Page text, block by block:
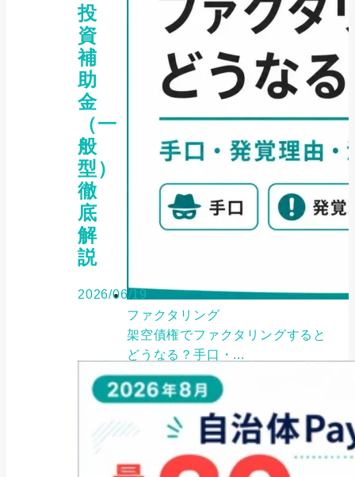
投
資
補
助
金
（一
般
型）
徹
底
解
説
2026/06/19
ファクタリング
架空債権でファクタリングすると
どうなる？手口・...
2026年7月30日